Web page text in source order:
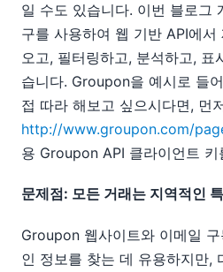
일 수도 있습니다. 이번 블로그
구를 사용하여 웹 기반 API에서
오고, 필터링하고, 분석하고, 표
습니다. Groupon을 예시로 들
접 따라 해보고 싶으시다면, 먼
http://www.groupon.com/
용 Groupon API 클라이언트 키
문제점: 모든 거래는 지역적인
Groupon 웹사이트와 이메일
인 정보를 찾는 데 유용하지만,